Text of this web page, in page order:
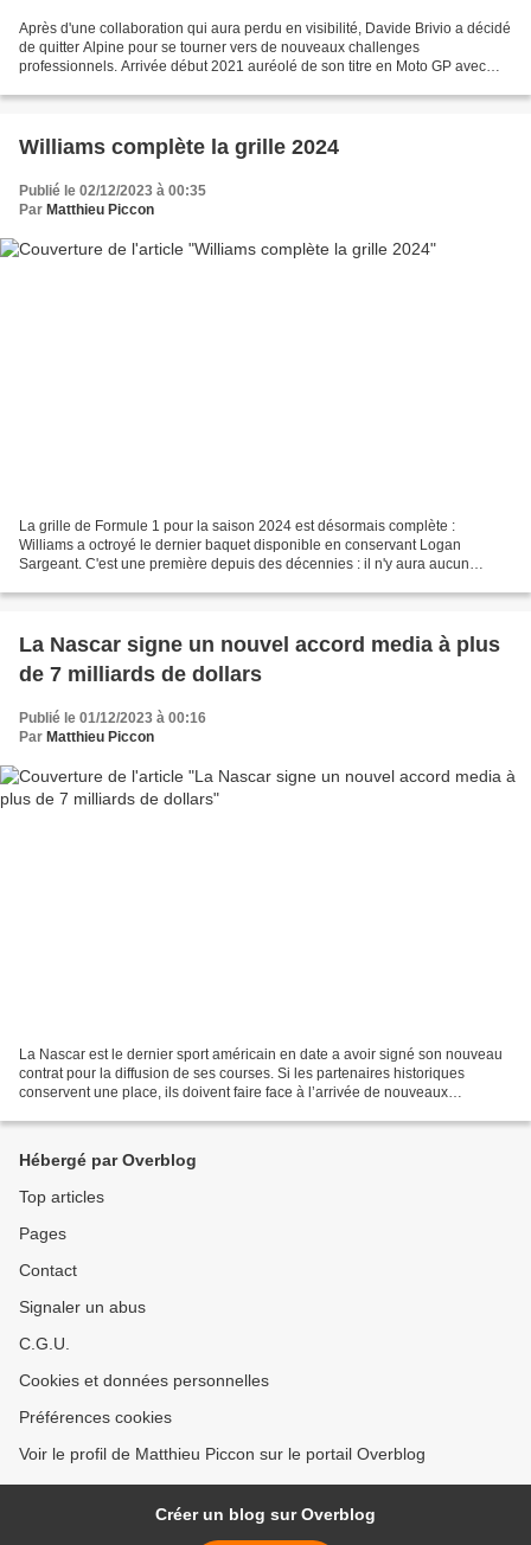
Après d'une collaboration qui aura perdu en visibilité, Davide Brivio a décidé
de quitter Alpine pour se tourner vers de nouveaux challenges
professionnels. Arrivée début 2021 auréolé de son titre en Moto GP avec
Williams complète la grille 2024
Publié le 02/12/2023 à 00:35
Par Matthieu Piccon
La grille de Formule 1 pour la saison 2024 est désormais complète :
Williams a octroyé le dernier baquet disponible en conservant Logan
Sargeant. C'est une première depuis des décennies : il n'y aura aucun
La Nascar signe un nouvel accord media à plus
de 7 milliards de dollars
Publié le 01/12/2023 à 00:16
Par Matthieu Piccon
La Nascar est le dernier sport américain en date a avoir signé son nouveau
contrat pour la diffusion de ses courses. Si les partenaires historiques
conservent une place, ils doivent faire face à l’arrivée de nouveaux
Hébergé par Overblog
Top articles
Pages
Contact
Signaler un abus
C.G.U.
Cookies et données personnelles
Préférences cookies
Voir le profil de Matthieu Piccon sur le portail Overblog
Créer un blog sur Overblog